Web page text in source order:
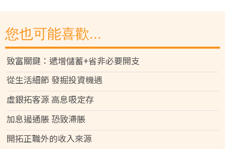
您也可能喜歡...
致富關鍵：遞增儲蓄+省非必要開支
從生活細節 發掘投資機遇
虛銀拓客源 高息吸定存
加息遏通脹 恐致滯脹
開拓正職外的收入來源